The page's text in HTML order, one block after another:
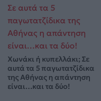
Χωνάκι ή κυπελλάκι; Σε
αυτά τα 5 παγωτατζίδικα
της Αθήνας η απάντηση
είναι…και τα δύο!